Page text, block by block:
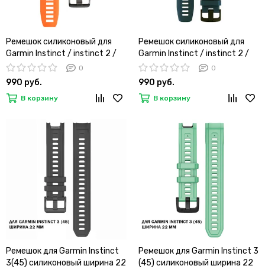
Ремешок силиконовый для
Garmin Instinct / instinct 2 /
Instinct Crossover 22 мм
оригинальное крепление
(Оранжевый)
0
990 руб.
В корзину
Ремешок силиконовый для
Garmin Instinct / instinct 2 /
Instinct Crossover 22 мм
оригинальное крепление
(Синий Гранит)
0
990 руб.
В корзину
Ремешок для Garmin Instinct
3(45) силиконовый ширина 22
Ремешок для Garmin Instinct 3
(45) силиконовый ширина 22